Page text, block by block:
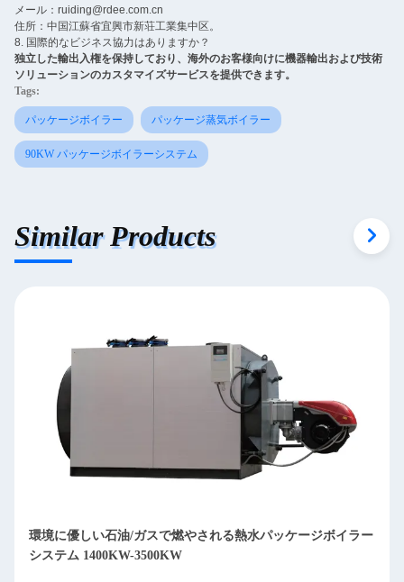
メール：ruiding@rdee.com.cn
住所：中国江蘇省宜興市新荘工業集中区。
8. 国際的なビジネス協力はありますか？ ‌
独立した輸出入権を保持しており、海外のお客様向けに機器輸出および技術
ソリューションのカスタマイズサービスを提供できます。
Tags:
パッケージボイラー パッケージ蒸気ボイラー
90KW パッケージボイラーシステム
Similar Products
ASME 電気熱伝導油パッキングボイラー エネルギー節約